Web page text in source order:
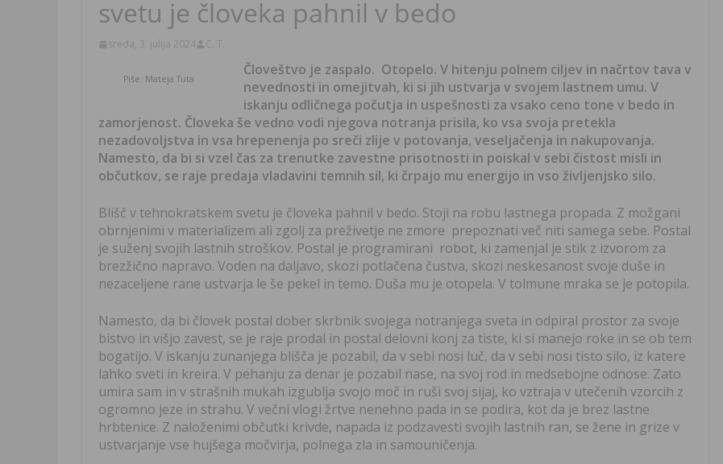
svetu je človeka pahnil v bedo
sreda, 3. julija 2024 C. T.
Piše: Mateja Tuta
Človeštvo je zaspalo. Otopelo. V hitenju polnem ciljev in načrtov tava v
nevednosti in omejitvah, ki si jih ustvarja v svojem lastnem umu. V
iskanju odličnega počutja in uspešnosti za vsako ceno tone v bedo in
zamorjenost. Človeka še vedno vodi njegova notranja prisila, ko vsa svoja pretekla
nezadovoljstva in vsa hrepenenja po sreči zlije v potovanja, veseljačenja in nakupovanja.
Namesto, da bi si vzel čas za trenutke zavestne prisotnosti in poiskal v sebi čistost misli in
občutkov, se raje predaja vladavini temnih sil, ki črpajo mu energijo in vso življenjsko silo.
Blišč v tehnokratskem svetu je človeka pahnil v bedo. Stoji na robu lastnega propada. Z možgani
obrnjenimi v materializem ali zgolj za preživetje ne zmore prepoznati več niti samega sebe. Postal
je suženj svojih lastnih stroškov. Postal je programirani robot, ki zamenjal je stik z izvorom za
brezžično napravo. Voden na daljavo, skozi potlačena čustva, skozi neskesanost svoje duše in
nezaceljene rane ustvarja le še pekel in temo. Duša mu je otopela. V tolmune mraka se je potopila.
Namesto, da bi človek postal dober skrbnik svojega notranjega sveta in odpiral prostor za svoje
bistvo in višjo zavest, se je raje prodal in postal delovni konj za tiste, ki si manejo roke in se ob tem
bogatijo. V iskanju zunanjega blišča je pozabil, da v sebi nosi luč, da v sebi nosi tisto silo, iz katere
lahko sveti in kreira. V pehanju za denar je pozabil nase, na svoj rod in medsebojne odnose. Zato
umira sam in v strašnih mukah izgublja svojo moč in ruši svoj sijaj, ko vztraja v utečenih vzorcih z
ogromno jeze in strahu. V večni vlogi žrtve nenehno pada in se podira, kot da je brez lastne
hrbtenice. Z naloženimi občutki krivde, napada iz podzavesti svojih lastnih ran, se žene in grize v
ustvarjanje vse hujšega močvirja, polnega zla in samouničenja.